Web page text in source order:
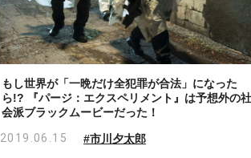
もし世界が「一晩だけ全犯罪が合法」になった
ら!? 『パージ：エクスペリメント』は予想外の社
会派ブラックムービーだった！
2019.06.15
#市川夕太郎